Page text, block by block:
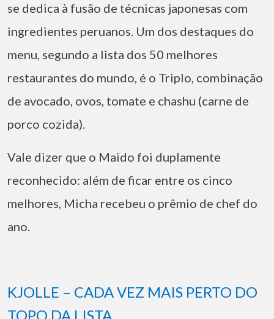
se dedica à fusão de técnicas japonesas com
ingredientes peruanos. Um dos destaques do
menu, segundo a lista dos 50 melhores
restaurantes do mundo, é o Triplo, combinação
de avocado, ovos, tomate e chashu (carne de
porco cozida).
Vale dizer que o Maido foi duplamente
reconhecido: além de ficar entre os cinco
melhores, Micha recebeu o prêmio de chef do
ano.
KJOLLE – CADA VEZ MAIS PERTO DO
TOPO DA LISTA